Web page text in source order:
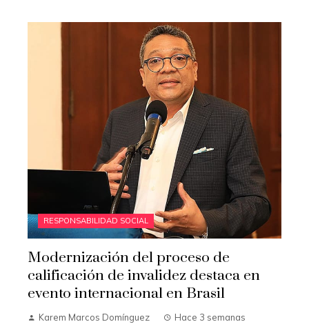
RESPONSABILIDAD SOCIAL
Modernización del proceso de
calificación de invalidez destaca en
evento internacional en Brasil
Karem Marcos Domínguez Hace 3 semanas